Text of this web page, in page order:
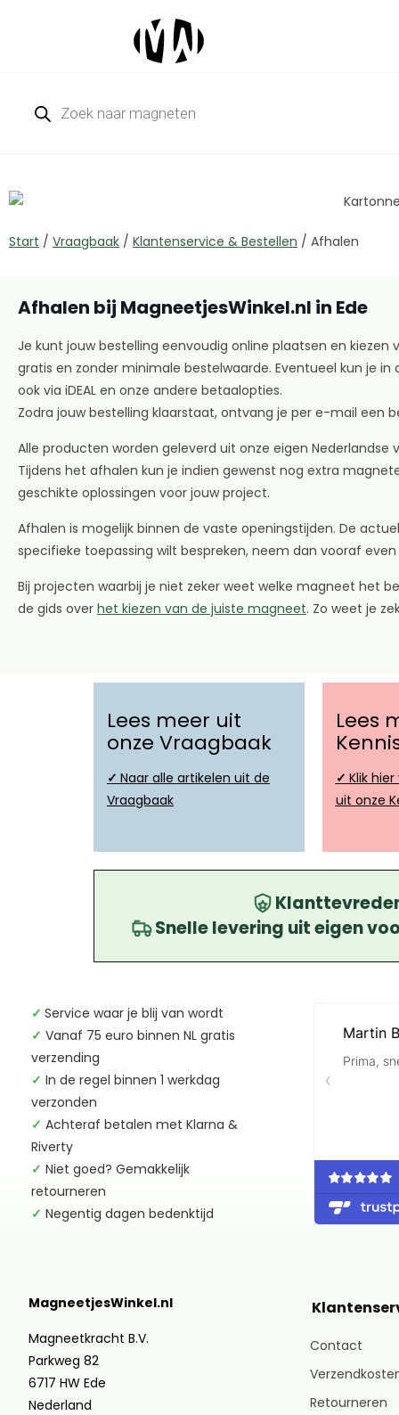
Start / Vraagbaak / Klantenservice & Bestellen / Afhalen
Afhalen bij MagneetjesWinkel.nl in Ede
Je kunt jouw bestelling eenvoudig online plaatsen en kiezen
gratis en zonder minimale bestelwaarde. Eventueel kun je
ook via iDEAL en onze andere betaalopties.
Zodra jouw bestelling klaarstaat, ontvang je per e-mail een
Alle producten worden geleverd uit onze eigen
Tijdens het afhalen kun je indien gewenst nog extra
geschikte oplossingen voor jouw project.
Afhalen is mogelijk binnen de vaste openingstijden. De
specifieke toepassing wilt bespreken, neem dan vooraf
Bij projecten waarbij je niet zeker weet welke magneet het
de gids over het kiezen van de juiste magneet. Zo weet je
Lees meer uit
onze Vraagbaak
✓ Naar alle artikelen uit de
Vraagbaak
Lees
✓ Klik
uit onze
Snelle levering uit eigen
✓ Service waar je blij van wordt
✓ Vanaf 75 euro binnen NL gratis
verzending
✓ In de regel binnen 1 werkdag
verzonden
✓ Achteraf betalen met Klarna &
Riverty
✓ Niet goed? Gemakkelijk
retourneren
✓ Negentig dagen bedenktijd
MagneetjesWinkel.nl
Magneetkracht B.V.
Parkweg 82
6717 HW Ede
Nederland
Contact
Retourneren